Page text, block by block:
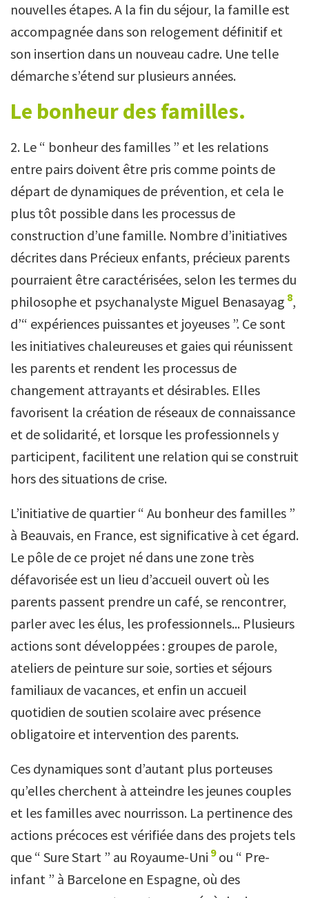
nouvelles étapes. A la fin du séjour, la famille est
accompagnée dans son relogement définitif et
son insertion dans un nouveau cadre. Une telle
démarche s’étend sur plusieurs années.
Le bonheur des familles.
2. Le “ bonheur des familles ” et les relations
entre pairs doivent être pris comme points de
départ de dynamiques de prévention, et cela le
plus tôt possible dans les processus de
construction d’une famille. Nombre d’initiatives
décrites dans Précieux enfants, précieux parents
pourraient être caractérisées, selon les termes du
philosophe et psychanalyste Miguel Benasayag 8,
d’“ expériences puissantes et joyeuses ”. Ce sont
les initiatives chaleureuses et gaies qui réunissent
les parents et rendent les processus de
changement attrayants et désirables. Elles
favorisent la création de réseaux de connaissance
et de solidarité, et lorsque les professionnels y
participent, facilitent une relation qui se construit
hors des situations de crise.
L’initiative de quartier “ Au bonheur des familles ”
à Beauvais, en France, est significative à cet égard.
Le pôle de ce projet né dans une zone très
défavorisée est un lieu d’accueil ouvert où les
parents passent prendre un café, se rencontrer,
parler avec les élus, les professionnels... Plusieurs
actions sont développées : groupes de parole,
ateliers de peinture sur soie, sorties et séjours
familiaux de vacances, et enfin un accueil
quotidien de soutien scolaire avec présence
obligatoire et intervention des parents.
Ces dynamiques sont d’autant plus porteuses
qu’elles cherchent à atteindre les jeunes couples
et les familles avec nourrisson. La pertinence des
actions précoces est vérifiée dans des projets tels
que “ Sure Start ” au Royaume-Uni 9ou “ Pre-
infant ” à Barcelone en Espagne, où des